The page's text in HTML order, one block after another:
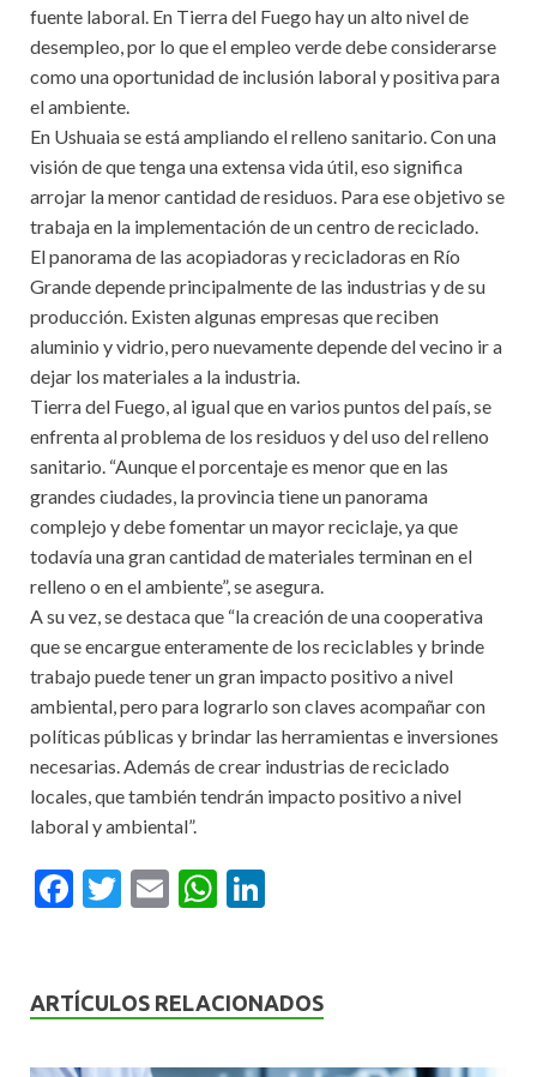
fuente laboral. En Tierra del Fuego hay un alto nivel de
desempleo, por lo que el empleo verde debe considerarse
como una oportunidad de inclusión laboral y positiva para
el ambiente.
En Ushuaia se está ampliando el relleno sanitario. Con una
visión de que tenga una extensa vida útil, eso significa
arrojar la menor cantidad de residuos. Para ese objetivo se
trabaja en la implementación de un centro de reciclado.
El panorama de las acopiadoras y recicladoras en Río
Grande depende principalmente de las industrias y de su
producción. Existen algunas empresas que reciben
aluminio y vidrio, pero nuevamente depende del vecino ir a
dejar los materiales a la industria.
Tierra del Fuego, al igual que en varios puntos del país, se
enfrenta al problema de los residuos y del uso del relleno
sanitario. “Aunque el porcentaje es menor que en las
grandes ciudades, la provincia tiene un panorama
complejo y debe fomentar un mayor reciclaje, ya que
todavía una gran cantidad de materiales terminan en el
relleno o en el ambiente”, se asegura.
A su vez, se destaca que “la creación de una cooperativa
que se encargue enteramente de los reciclables y brinde
trabajo puede tener un gran impacto positivo a nivel
ambiental, pero para lograrlo son claves acompañar con
políticas públicas y brindar las herramientas e inversiones
necesarias. Además de crear industrias de reciclado
locales, que también tendrán impacto positivo a nivel
laboral y ambiental”.
F
b
T
er
E
l
W
s
dI
ARTÍCULOS RELACIONADOS